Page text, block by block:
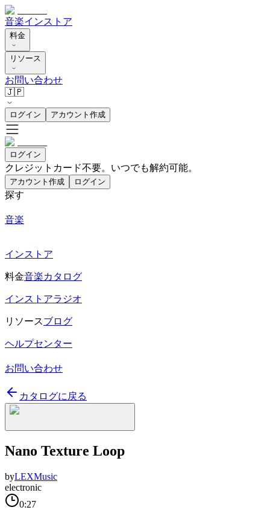
音楽インストア
料金
リソース
お問い合わせ
🇯🇵
ログイン アカウント作成
ログイン
クレジットカード不要。いつでも解約可能。
アカウント作成 ログイン
探す
音楽
インストア
料金音楽カタログ
インストアラジオ
リソースブログ
ヘルプセンター
お問い合わせ
カタログに戻る
Nano Texture Loop
byLEXMusic
electronic
0:27